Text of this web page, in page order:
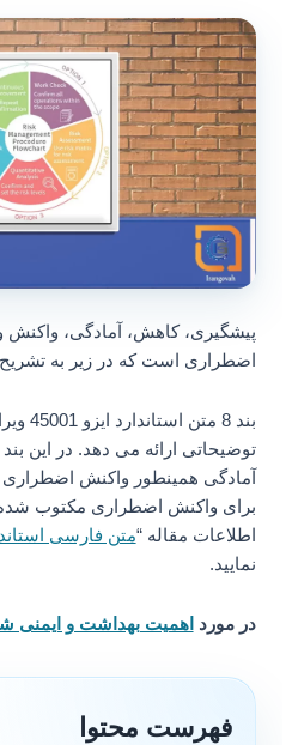
پیشگیری، کاهش، آمادگی، واکنش
اضطراری است که در زیر به تشریح
توضیحاتی ارائه می دهد. در این بند
آمادگی همینطور واکنش اضطراری
برای واکنش اضطراری مکتوب
اطلاعات مقاله “ متن فارسی استاندارد
نمایید.
در مورداهمیت بهداشت و ایمنی
فهرست محتوا